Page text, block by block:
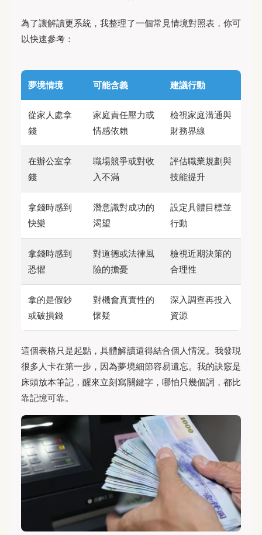
為了讓解讀更系統，我整理了一個常見情境對照表，你可
以快速參考：
夢境情境 可能含義 建議行動
從家人處拿
錢
家庭責任壓力或
情感依賴
檢視家庭溝通與
財務界線
在辦公室拿
錢
職場競爭或對收
入不滿
評估職業規劃與
技能提升
拿錢時感到
快樂
潛意識對成功的
渴望
設定具體目標並
行動
拿錢時感到
恐懼
對道德或法律風
險的擔憂
檢視近期決策的
合理性
拿的是假鈔
或破損錢
對機會真實性的
懷疑
深入調查再投入
資源
這個表格只是起點，具體解讀還得結合個人情況。我發現
很多人卡在第一步，因為夢境細節容易遺忘。我的訣竅是
床頭放本筆記，醒來立刻寫關鍵字，哪怕只幾個詞，都比
靠記憶可靠。